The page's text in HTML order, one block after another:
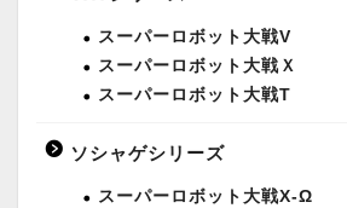
スーパーロボット大戦V
スーパーロボット大戦Ｘ
スーパーロボット大戦T
ソシャゲシリーズ
スーパーロボット大戦X-Ω